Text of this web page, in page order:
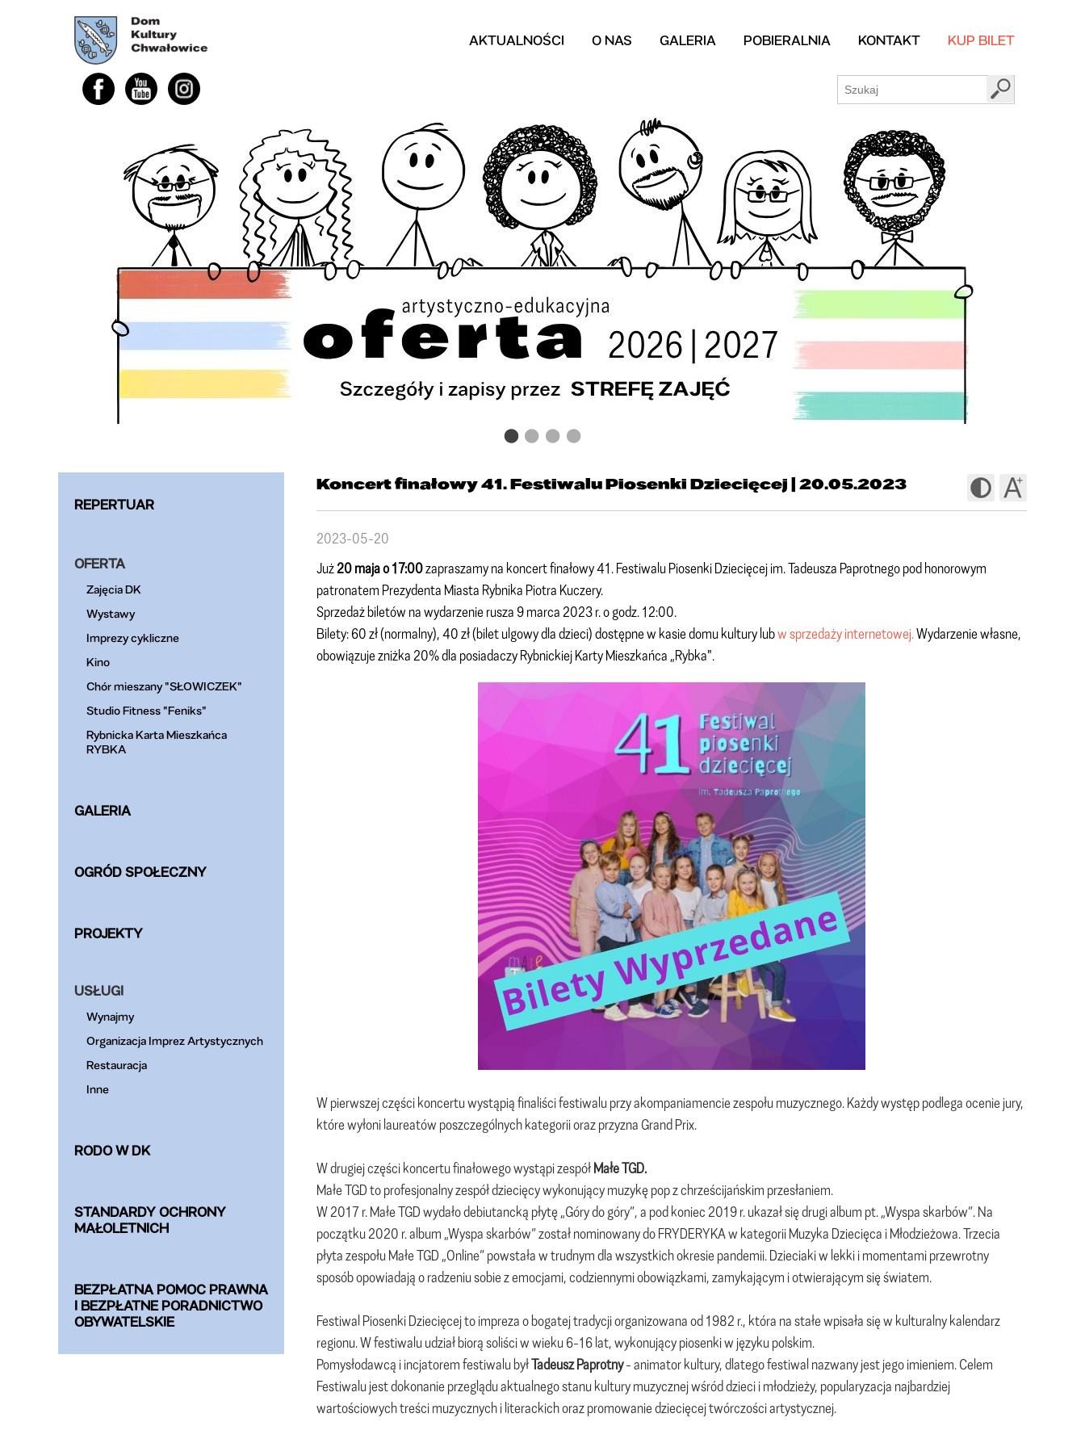
AKTUALNOŚCI O NAS GALERIA POBIERALNIA KONTAKT KUP BILET
REPERTUAR
OFERTA
Zajęcia DK
Wystawy
Imprezy cykliczne
Kino
Chór mieszany "SŁOWICZEK"
Studio Fitness "Feniks"
Rybnicka Karta Mieszkańca
RYBKA
GALERIA
OGRÓD SPOŁECZNY
PROJEKTY
USŁUGI
Wynajmy
Organizacja Imprez Artystycznych
Restauracja
Inne
RODO W DK
STANDARDY OCHRONY
MAŁOLETNICH
BEZPŁATNA POMOC PRAWNA
I BEZPŁATNE PORADNICTWO
OBYWATELSKIE
Koncert finałowy 41. Festiwalu Piosenki Dziecięcej | 20.05.2023
2023-05-20
Już20 maja o 17:00zapraszamy na koncert finałowy 41. Festiwalu Piosenki Dziecięcej im. Tadeusza Paprotnego pod honorowym
patronatem Prezydenta Miasta Rybnika Piotra Kuczery.
Sprzedaż biletów na wydarzenie rusza 9 marca 2023 r. o godz. 12:00.
Bilety: 60 zł (normalny), 40 zł (bilet ulgowy dla dzieci) dostępne w kasie domu kultury lubw sprzedaży internetowej.Wydarzenie własne,
obowiązuje zniżka 20% dla posiadaczy Rybnickiej Karty Mieszkańca „Rybka".
W pierwszej części koncertu wystąpią finaliści festiwalu przy akompaniamencie zespołu muzycznego. Każdy występ podlega ocenie jury,
które wyłoni laureatów poszczególnych kategorii oraz przyzna Grand Prix.
W drugiej części koncertu finałowego wystąpi zespółMałe TGD.
Małe TGD to profesjonalny zespół dziecięcy wykonujący muzykę pop z chrześcijańskim przesłaniem.
W 2017 r. Małe TGD wydało debiutancką płytę „Góry do góry”, a pod koniec 2019 r. ukazał się drugi album pt. „Wyspa skarbów”. Na
początku 2020 r. album „Wyspa skarbów” został nominowany do FRYDERYKA w kategorii Muzyka Dziecięca i Młodzieżowa. Trzecia
płyta zespołu Małe TGD „Online” powstała w trudnym dla wszystkich okresie pandemii. Dzieciaki w lekki i momentami przewrotny
sposób opowiadają o radzeniu sobie z emocjami, codziennymi obowiązkami, zamykającym i otwierającym się światem.
Festiwal Piosenki Dziecięcej to impreza o bogatej tradycji organizowana od 1982 r., która na stałe wpisała się w kulturalny kalendarz
regionu. W festiwalu udział biorą soliści w wieku 6-16 lat, wykonujący piosenki w języku polskim.
Pomysłodawcą i incjatorem festiwalu byłTadeusz Paprotny- animator kultury, dlatego festiwal nazwany jest jego imieniem. Celem
Festiwalu jest dokonanie przeglądu aktualnego stanu kultury muzycznej wśród dzieci i młodzieży, popularyzacja najbardziej
wartościowych treści muzycznych i literackich oraz promowanie dziecięcej twórczości artystycznej.